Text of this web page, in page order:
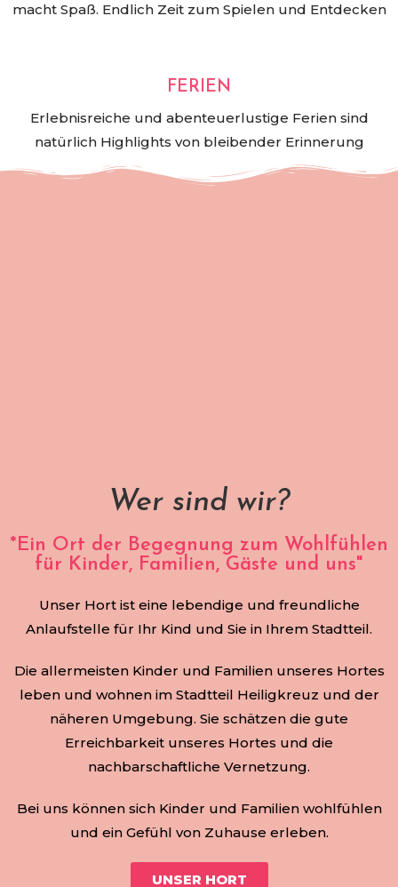
macht Spaß. Endlich Zeit zum Spielen und Entdecken
FERIEN
Erlebnisreiche und abenteuerlustige Ferien sind
natürlich Highlights von bleibender Erinnerung
Wer sind wir?
*Ein Ort der Begegnung zum Wohlfühlen
für Kinder, Familien, Gäste und uns"
Unser Hort ist eine lebendige und freundliche
Anlaufstelle für Ihr Kind und Sie in Ihrem Stadtteil.
Die allermeisten Kinder und Familien unseres Hortes
leben und wohnen im Stadtteil Heiligkreuz und der
näheren Umgebung. Sie schätzen die gute
Erreichbarkeit unseres Hortes und die
nachbarschaftliche Vernetzung.
Bei uns können sich Kinder und Familien wohlfühlen
und ein Gefühl von Zuhause erleben.
UNSER HORT